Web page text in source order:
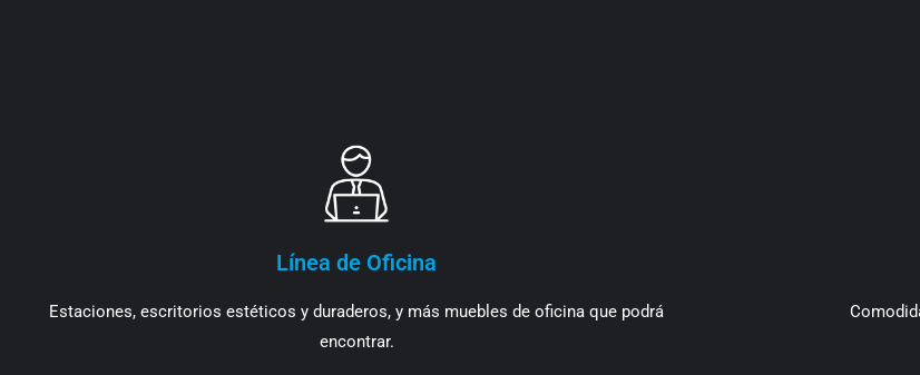
Línea de Oficina
Estaciones, escritorios estéticos y duraderos, y más muebles de oficina que podrá
encontrar.